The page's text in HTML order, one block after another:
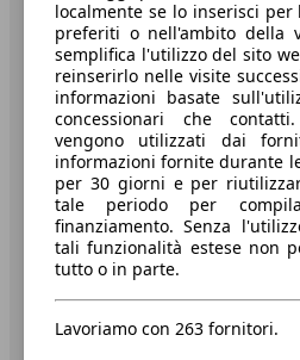
Società
A proposito di AutoScout24
Stampa
Media
Condizioni generali
Informazioni
Dichiarazione di Accessibilità
localmente se lo inserisci
preferiti o nell'ambito della
semplifica l'utilizzo del sito
reinserirlo nelle visite
informazioni basate
concessionari che
vengono utilizzati dai
informazioni fornite durante
per 30 giorni e per
tale periodo per
finanziamento. Senza
tali funzionalità estese non
tutto o in parte.
Lavoriamo con 263 fornitori.